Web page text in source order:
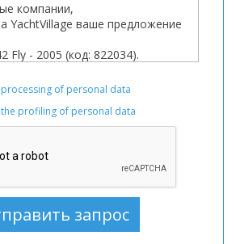
используемый,
Моторная
лодка
продаже,
Моторная
используемый,
Моторные
лодки
В
processing of personal data
the profiling of personal data